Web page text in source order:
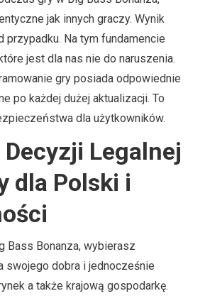
jak innych graczy. Wynik
przypadku. Na tym fundamencie
jest dla nas nie do naruszenia.
gry posiada odpowiednie
po każdej dużej aktualizacji. To
dla użytkowników.
Legalnej
dla Polski i
Bass Bonanza, wybierasz
dobra i jednocześnie
a także krajową gospodarkę.